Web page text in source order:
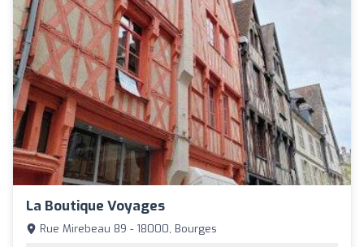
La Boutique Voyages
Rue Mirebeau 89 - 18000, Bourges